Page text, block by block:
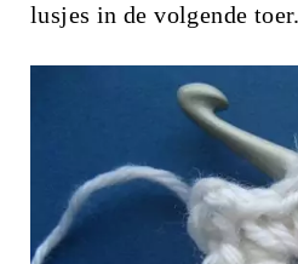
lusjes in de volgende toer.